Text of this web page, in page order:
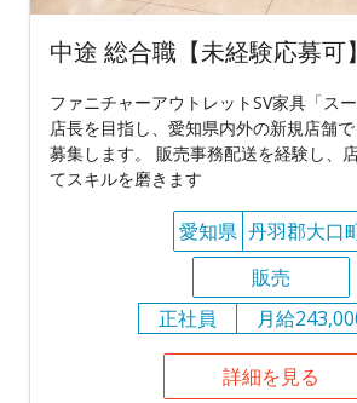
中途 総合職【未経験応募可】
ファニチャーアウトレットSV家具「ス
店長を目指し、愛知県内外の新規店舗
募集します。 販売事務配送を経験し、
てスキルを磨きます
愛知県 丹羽郡大口
販売
正社員
月給
詳細を見る